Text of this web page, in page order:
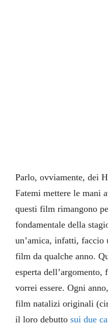
Parlo, ovviamente, dei
Fatemi mettere le mani
questi film rimangono
fondamentale della
un’amica, infatti,
film da qualche anno.
esperta
vorrei essere. Ogni
film natalizi originali
il loro debuttosui due